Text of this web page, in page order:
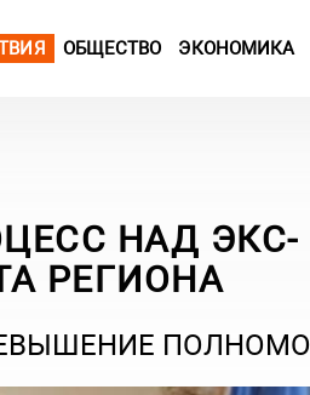
ОБЩЕСТВО ЭКОНОМИКА
НАД ЭКС-
РЕГИОНА